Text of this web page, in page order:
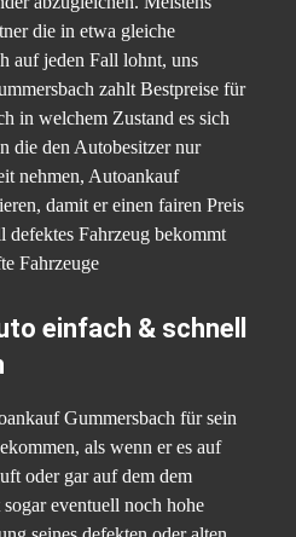
die in etwa gleiche
auf jeden Fall lohnt, uns
zahlt Bestpreise für
in welchem Zustand es sich
die den Autobesitzer nur
nehmen, Autoankauf
damit er einen fairen Preis
defektes Fahrzeug bekommt
Fahrzeuge
einfach & schnell
Gummersbach für sein
als wenn er es auf
oder gar auf dem dem
eventuell noch hohe